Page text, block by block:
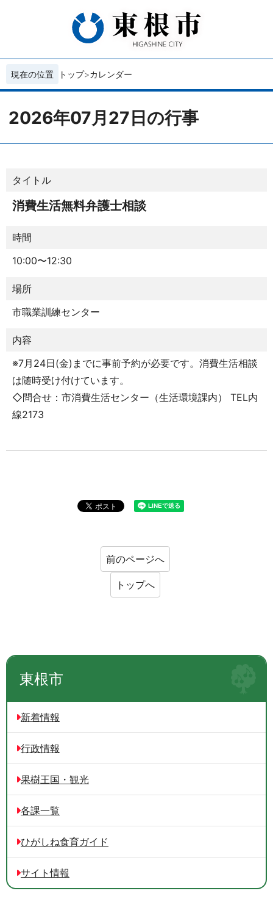
現在の位置 トップ カレンダー
2026年07月27日の行事
タイトル
消費生活無料弁護士相談
時間
10:00〜12:30
場所
市職業訓練センター
内容
※7月24日(金)までに事前予約が必要です。消費生活相談
は随時受け付けています。
◇問合せ：市消費生活センター（生活環境課内） TEL内
線2173
前のページへ
トップへ
東根市
新着情報
行政情報
果樹王国・観光
各課一覧
ひがしね食育ガイド
サイト情報